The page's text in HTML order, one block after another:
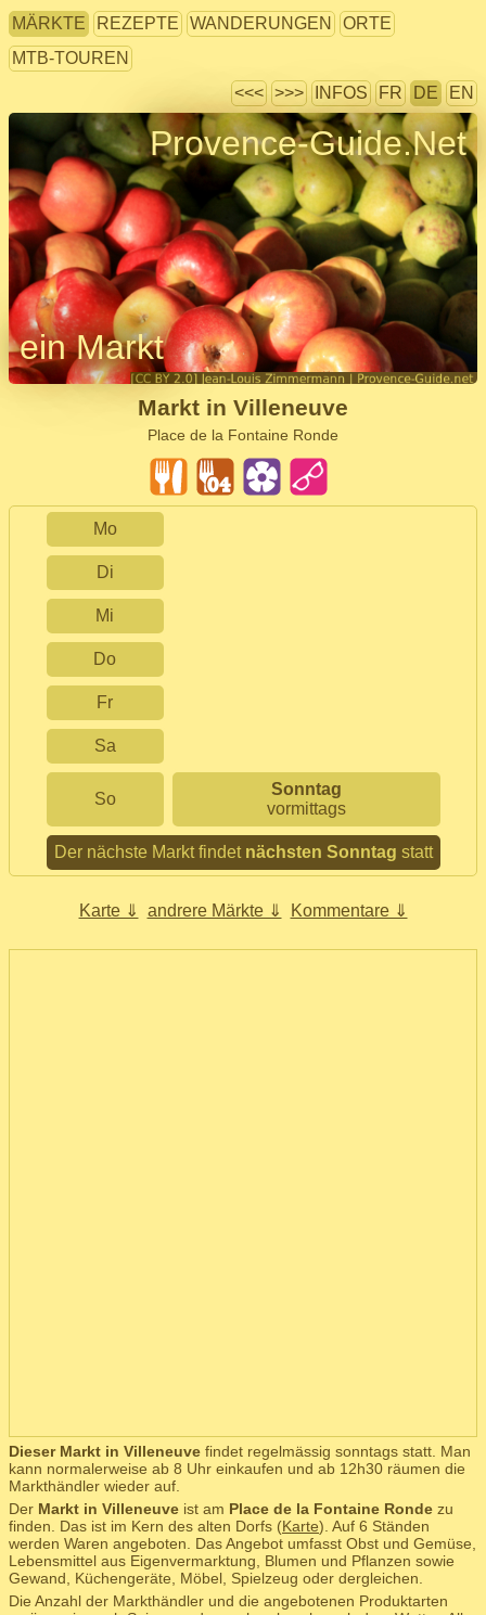
MÄRKTE REZEPTE WANDERUNGEN
ORTE
MTB-TOUREN
<<< >>> INFOS FR DE EN
Provence-Guide.Net
ein Markt
Markt in Villeneuve
Place de la Fontaine Ronde
Mo
Di
Mi
Do
Fr
Sa
So
Sonntag
vormittags
Der nächste Markt findet nächsten Sonntag statt
Karte ⇓ andrere Märkte ⇓ Kommentare ⇓
Dieser Markt in Villeneuve findet regelmässig sonntags statt. Man
kann normalerweise ab 8 Uhr einkaufen und ab 12h30 räumen die
Markthändler wieder auf.
Der Markt in Villeneuve ist am Place de la Fontaine Ronde zu
finden. Das ist im Kern des alten Dorfs (Karte). Auf 6 Ständen
werden Waren angeboten. Das Angebot umfasst Obst und Gemüse,
Lebensmittel aus Eigenvermarktung, Blumen und Pflanzen sowie
Gewand, Küchengeräte, Möbel, Spielzeug oder dergleichen.
Die Anzahl der Markthändler und die angebotenen Produktarten